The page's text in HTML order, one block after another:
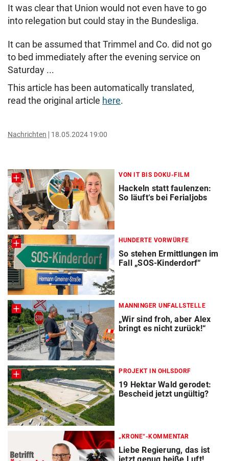
It was clear that Union would not even have to go
into relegation but could stay in the Bundesliga.
It can be assumed that Trimmel and Co. did not go
to bed immediately after the evening service on
Saturday ...
This article has been automatically translated,
read the original article here.
Nachrichten 18.05.2024 19:00
VON IT BIS DOKU-FILM
Hackeln statt faulenzen:
So läuft‘s bei Ferialjobs
HUNDERTE VORWÜRFE
So stehen Ermittlungen im
Fall „SOS-Kinderdorf“
MANNINGER UNFALLSTELLE
„Wir sind froh, aber Alex
bringt es nicht zurück!“
PROJEKT IN OHLSDORF
19 Hektar Wald gerodet:
Bescheid jetzt ungültig?
„KRONE“-KOMMENTAR
Liebe Regierung, das ist